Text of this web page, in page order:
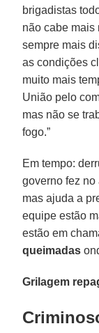
brigadistas
não cabe mais
sempre mais
as condições
muito mais
União pelo
mas não se
fogo.”
Em tempo:
governo fez no
mas ajuda a
equipe estão
estão em
queimadas
Grilagem